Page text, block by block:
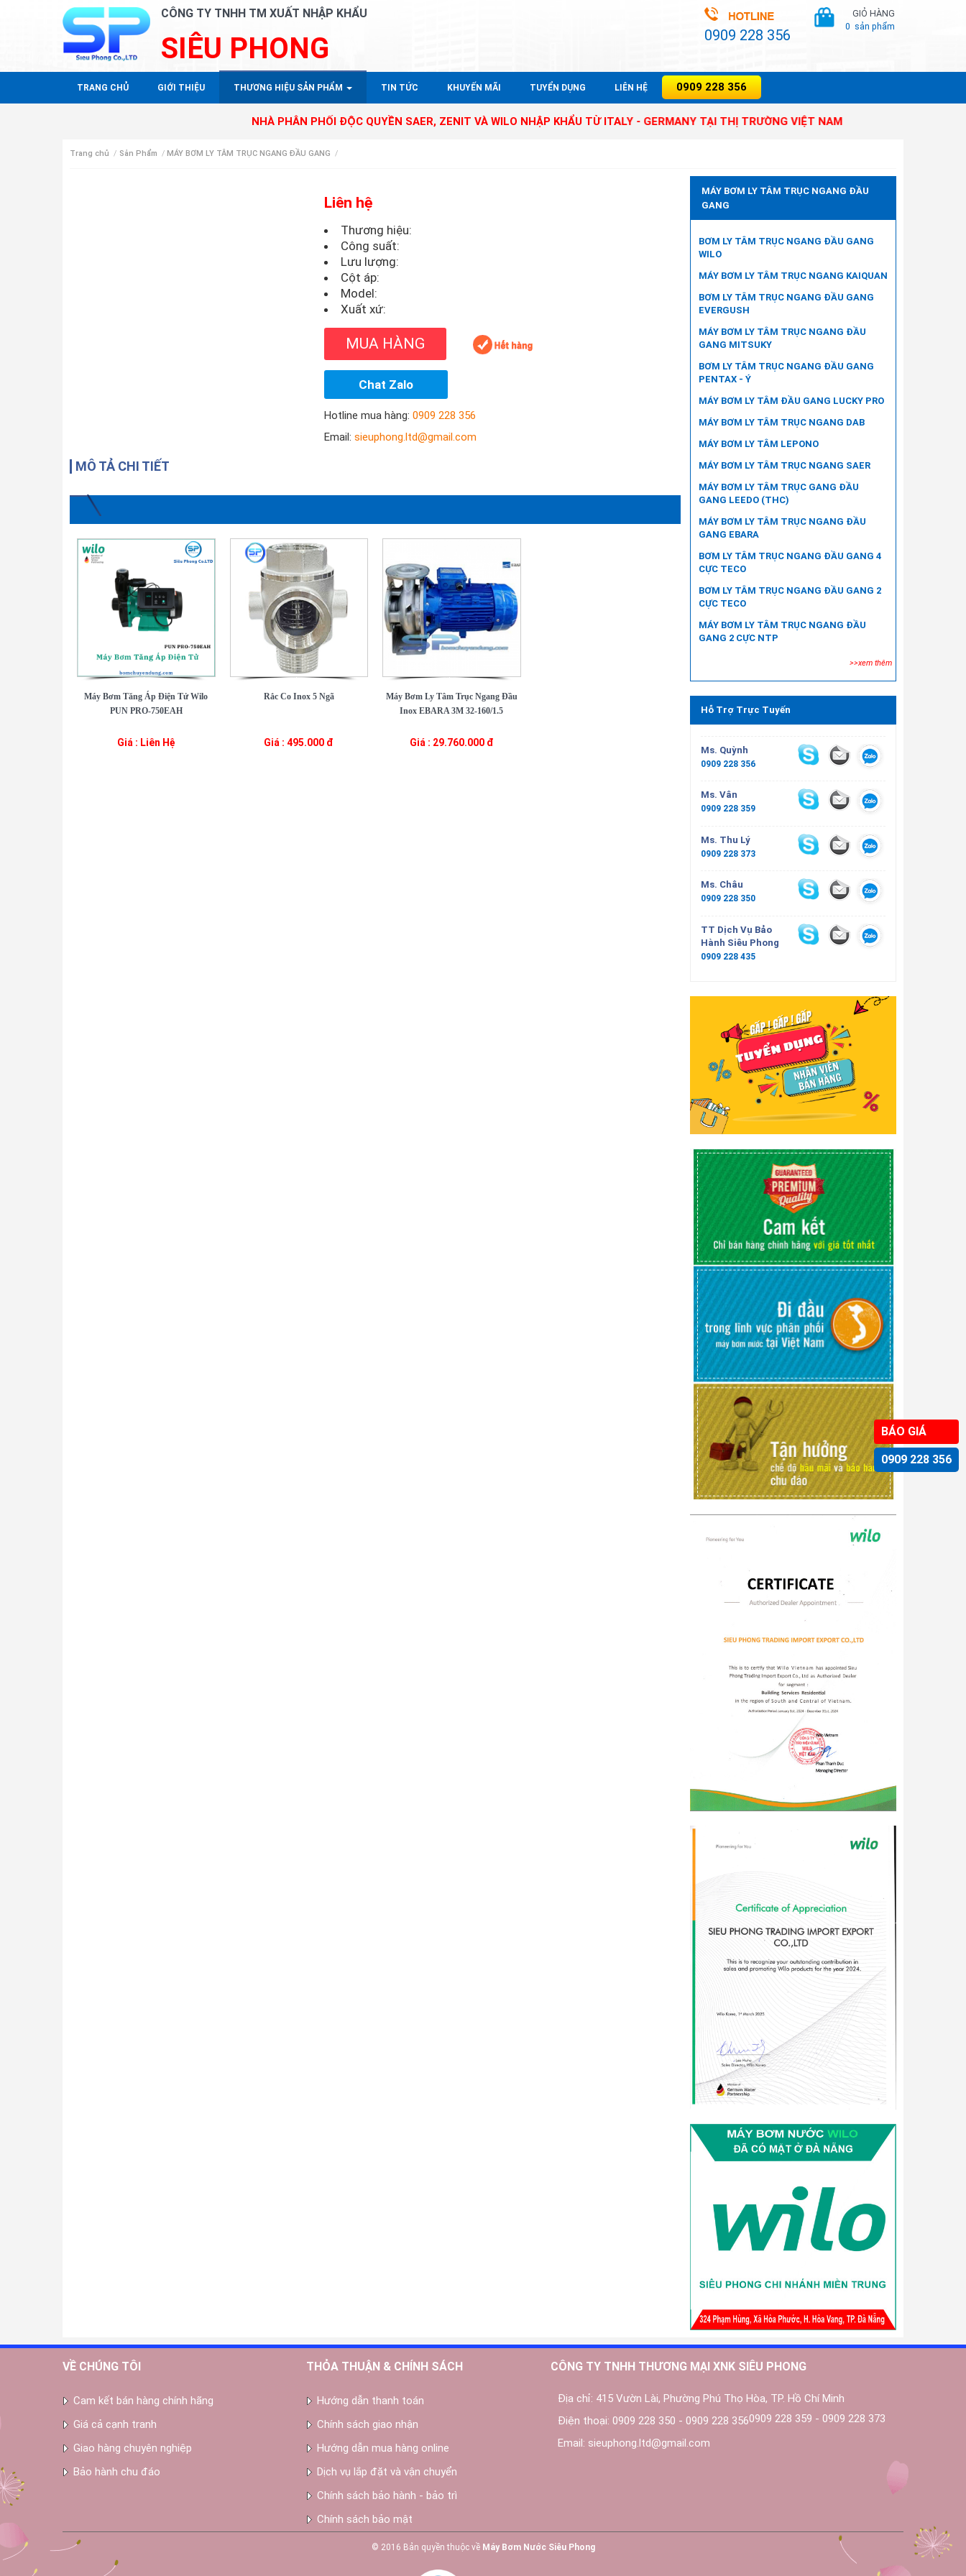
BÁO GIÁ
0909 228 356
CÔNG TY TNHH TM XUẤT NHẬP KHẨU
SIÊU PHONG 0909 228 356
GIỎ HÀNG
0 sản phẩm
TRANG CHỦ GIỚI THIỆU THƯƠNG HIỆU SẢN PHẨM TIN TỨC KHUYẾN MÃI TUYỂN DỤNG LIÊN HỆ 0909 228 356
NHÀ PHÂN PHỐI ĐỘC QUYỀN SAER, ZENIT VÀ WILO NHẬP KHẨU TỪ ITALY - GERMANY TẠI THỊ TRƯỜNG VIỆT NAM
Trang chủ / Sản Phẩm / MÁY BƠM LY TÂM TRỤC NGANG ĐẦU GANG /
Liên hệ
Thương hiệu:
Công suất:
Lưu lượng:
Cột áp:
Model:
Xuất xứ:
MUA HÀNG
Chat Zalo
Hotline mua hàng:0909 228 356
Email:sieuphong.ltd@gmail.com
MÔ TẢ CHI TIẾT
Máy Bơm Tăng Áp Điện Tử Wilo
PUN PRO-750EAH
Giá : Liên Hệ
Rắc Co Inox 5 Ngã
Giá : 495.000 đ
Máy Bơm Ly Tâm Trục Ngang Đầu
Inox EBARA 3M 32-160/1.5
Giá : 29.760.000 đ
MÁY BƠM LY TÂM TRỤC NGANG ĐẦU
GANG
BƠM LY TÂM TRỤC NGANG ĐẦU GANG
WILO
MÁY BƠM LY TÂM TRỤC NGANG KAIQUAN
BƠM LY TÂM TRỤC NGANG ĐẦU GANG
EVERGUSH
MÁY BƠM LY TÂM TRỤC NGANG ĐẦU
GANG MITSUKY
BƠM LY TÂM TRỤC NGANG ĐẦU GANG
PENTAX - Ý
MÁY BƠM LY TÂM ĐẦU GANG LUCKY PRO
MÁY BƠM LY TÂM TRỤC NGANG DAB
MÁY BƠM LY TÂM LEPONO
MÁY BƠM LY TÂM TRỤC NGANG SAER
MÁY BƠM LY TÂM TRỤC GANG ĐẦU
GANG LEEDO (THC)
MÁY BƠM LY TÂM TRỤC NGANG ĐẦU
GANG EBARA
BƠM LY TÂM TRỤC NGANG ĐẦU GANG 4
CỰC TECO
BƠM LY TÂM TRỤC NGANG ĐẦU GANG 2
CỰC TECO
MÁY BƠM LY TÂM TRỤC NGANG ĐẦU
GANG 2 CỰC NTP
>>xem thêm
Hỗ Trợ Trực Tuyến
Ms. Quỳnh
0909 228 356
Ms. Vân
0909 228 359
Ms. Thu Lý
0909 228 373
Ms. Châu
0909 228 350
TT Dịch Vụ Bảo
Hành Siêu Phong
0909 228 435
VỀ CHÚNG TÔI
Cam kết bán hàng chính hãng
Giá cả cạnh tranh
Giao hàng chuyên nghiệp
Bảo hành chu đáo
THỎA THUẬN & CHÍNH SÁCH
Hướng dẫn thanh toán
Chính sách giao nhận
Hướng dẫn mua hàng online
Dịch vụ lắp đặt và vận chuyển
Chính sách bảo hành - bảo trì
Chính sách bảo mật
CÔNG TY TNHH THƯƠNG MẠI XNK SIÊU PHONG
Địa chỉ: 415 Vườn Lài, Phường Phú Thọ Hòa, TP. Hồ Chí Minh
Điện thoại: 0909 228 350 - 0909 228 3560909 228 359 - 0909 228 373
Email: sieuphong.ltd@gmail.com
© 2016 Bản quyền thuộc về Máy Bơm Nước Siêu Phong